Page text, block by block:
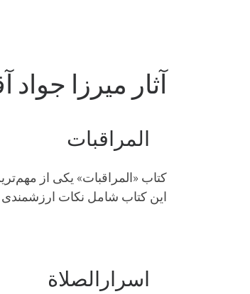
آثار میرزا
المراقبات
کتاب «المراقبات» یکی از
این کتاب شامل نکات
اسرارالصلاة